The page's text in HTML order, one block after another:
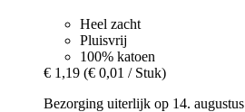
Heel zacht
Pluisvrij
100% katoen
€ 1,19 (€ 0,01 / Stuk)
Bezorging uiterlijk op 14. augustus